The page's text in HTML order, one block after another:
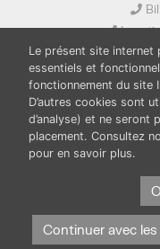
Le présent site internet
essentiels et
fonctionnement du site
D’autres cookies sont
d’analyse) et ne seront
placement. Consultez
pour en savoir plus.
Continuer avec